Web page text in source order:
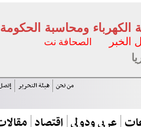
ومحاسبة الحكومة
الخبر الصحافة نت